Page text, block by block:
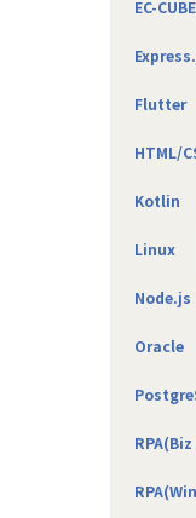
用できるサービスを
・従来の書籍体験と
験・学習体験を実現し
こうした状況の中で当
・サービスの方向性
を担当し、サービス
訳、要件の優先順位
ど）の実施及びレビ
に対する対応と解決
策、各種試験の準備
g team through
obal service while
国際色豊かなチーム
* 開発チームや他部
バグ修正を行う。
* 技術面をリードし
と納期を調整する。
* Terra Chargeの
【業務の変更の範囲】
・RAG機能を搭載し
・鉄道会社向け、AI
・WEB広告最適化
当社は社長を含め、
りたい」という想い
働き方を考慮して下
・9割以上がリモー
・有給消化日数は
【業務の変更の範囲】
EC-CUBE
Flutter
HTML/
Kotlin
Linux
Node.js
Oracle